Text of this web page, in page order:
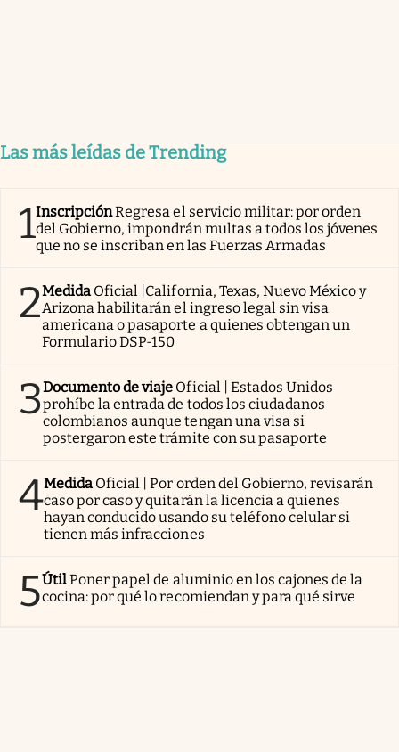
Las más leídas de Trending
1InscripciónRegresa el servicio militar: por orden
del Gobierno, impondrán multas a todos los jóvenes
que no se inscriban en las Fuerzas Armadas
2Medida Oficial |California, Texas, Nuevo México y
Arizona habilitarán el ingreso legal sin visa
americana o pasaporte a quienes obtengan un
Formulario DSP-150
3Documento de viaje Oficial | Estados Unidos
prohíbe la entrada de todos los ciudadanos
colombianos aunque tengan una visa si
postergaron este trámite con su pasaporte
4Medida Oficial | Por orden del Gobierno, revisarán
caso por caso y quitarán la licencia a quienes
hayan conducido usando su teléfono celular si
tienen más infracciones
5ÚtilPoner papel de aluminio en los cajones de la
cocina: por qué lo recomiendan y para qué sirve